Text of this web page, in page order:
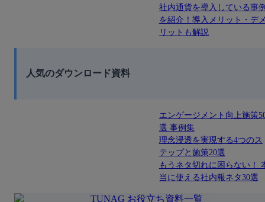
社内通貨を導入している事
を紹介！導入メリット・デ
リットも解説
人気のダウンロード資料
エンゲージメント向上施策
選 事例集
理念浸透を実現する4つのス
テップと施策20選
もうネタ切れに困らない！
当に使える社内報ネタ30選